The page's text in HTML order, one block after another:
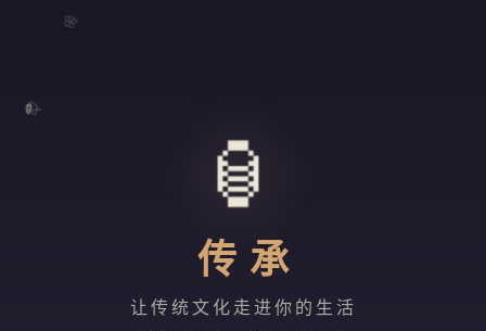
🍃
🌸
🏮
传承
让传统文化走进你的生活